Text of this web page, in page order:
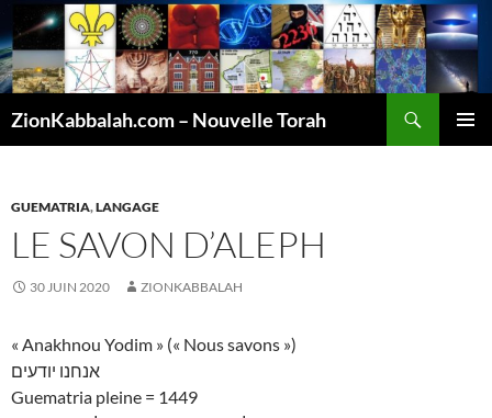
ZionKabbalah.com – Nouvelle Torah
GUEMATRIA,LANGAGE
LE SAVON D’ALEPH
30 JUIN 2020 ZIONKABBALAH
« Anakhnou Yodim » (« Nous savons »)
אנחנו יודעים
Guematria pleine = 1449